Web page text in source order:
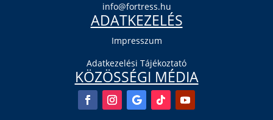
info@fortress.hu
ADATKEZELÉS
Impresszum
Adatkezelési Tájékoztató
KÖZÖSSÉGI MÉDIA